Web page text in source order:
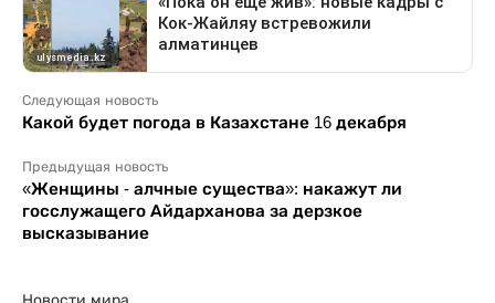
Следующая новость
Какой будет погода в Казахстане 16 декабря
Предыдущая новость
«Женщины - алчные существа»: накажут ли
госслужащего Айдарханова за дерзкое
высказывание
Новости мира